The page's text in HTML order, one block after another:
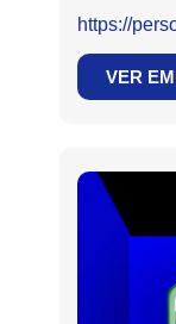
https://
VER